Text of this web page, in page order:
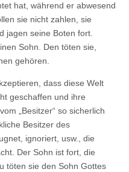
hat, während er abwesend
sie nicht zahlen, sie
jagen seine Boten fort.
Sohn. Den töten sie,
gehören.
dass diese Welt
geschaffen und ihre
„Besitzer“ so sicherlich
Besitzer des
ignoriert, usw., die
Der Sohn ist fort, die
töten sie den Sohn Gottes